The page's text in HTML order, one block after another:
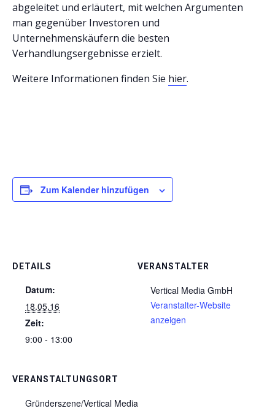
abgeleitet und erläutert, mit welchen Argumenten
man gegenüber Investoren und
Unternehmenskäufern die besten
Verhandlungsergebnisse erzielt.
Weitere Informationen finden Sie hier.
Zum Kalender hinzufügen
DETAILS
Datum:
18.05.16
Zeit:
9:00 - 13:00
VERANSTALTUNGSORT
Gründerszene/Vertical Media
VERANSTALTER
Vertical Media GmbH
Veranstalter-Website
anzeigen